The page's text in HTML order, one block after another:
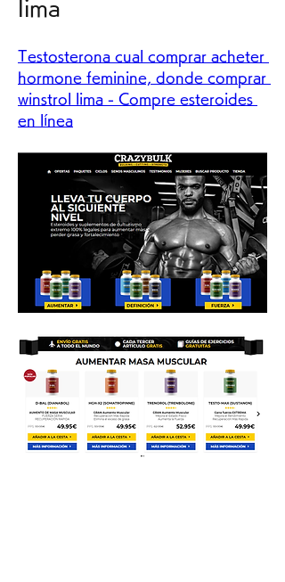
lima
Testosterona cual comprar acheter
hormone feminine, donde comprar
winstrol lima - Compre esteroides
en línea